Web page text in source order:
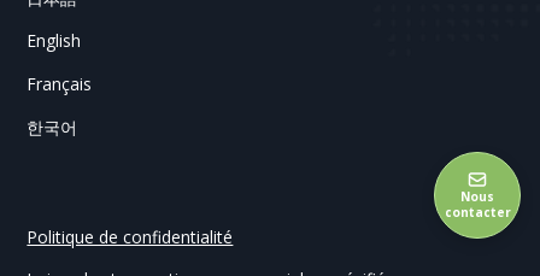
English
Français
한국어
Politique de confidentialité
Nous
contacter